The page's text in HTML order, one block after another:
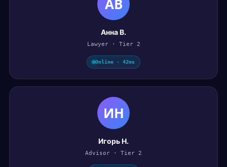
АВ
Анна В.
Lawyer · Tier 2
Online · 42ms
ИН
Игорь Н.
Advisor · Tier 2